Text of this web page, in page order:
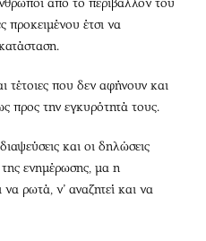
προκειμένου έτσι να
τέτοιες που δεν αφήνουν και
προς την εγκυρότητά τους.
και οι δηλώσεις
ενημέρωσης, μα η
ρωτά, ν’ αναζητεί και να